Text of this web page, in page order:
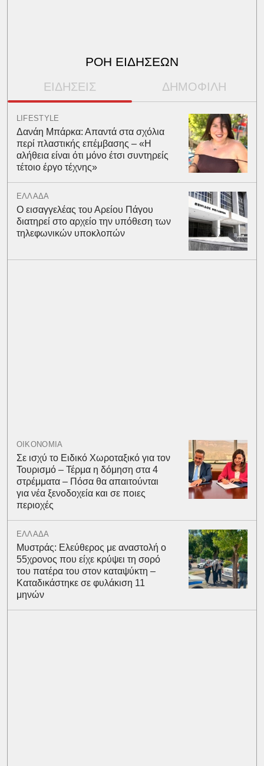
ΡΟΗ ΕΙΔΗΣΕΩΝ
ΕΙΔΗΣΕΙΣ ΔΗΜΟΦΙΛΗ
LIFESTYLE
Δανάη Μπάρκα: Απαντά στα σχόλια
περί πλαστικής επέμβασης – «Η
αλήθεια είναι ότι μόνο έτσι συντηρείς
τέτοιο έργο τέχνης»
ΕΛΛΑΔΑ
Ο εισαγγελέας του Αρείου Πάγου
διατηρεί στο αρχείο την υπόθεση των
τηλεφωνικών υποκλοπών
ΟΙΚΟΝΟΜΙΑ
Σε ισχύ το Ειδικό Χωροταξικό για τον
Τουρισμό – Τέρμα η δόμηση στα 4
στρέμματα – Πόσα θα απαιτούνται
για νέα ξενοδοχεία και σε ποιες
περιοχές
ΕΛΛΑΔΑ
Μυστράς: Ελεύθερος με αναστολή ο
55χρονος που είχε κρύψει τη σορό
του πατέρα του στον καταψύκτη –
Καταδικάστηκε σε φυλάκιση 11
μηνών